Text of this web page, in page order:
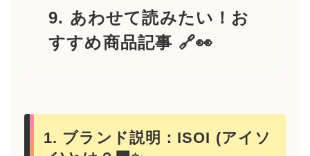
9. あわせて読みたい！お
すすめ商品記事 🔗👀
1. ブランド説明：ISOI (アイソ